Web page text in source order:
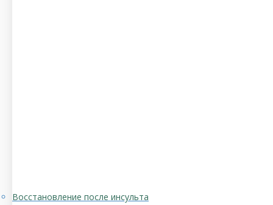
Восстановление после инсульта